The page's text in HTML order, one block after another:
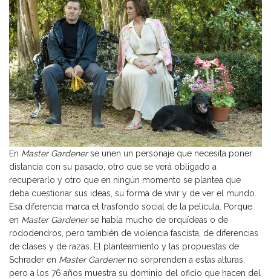
En Master Gardenerse unen un personaje que necesita poner
distancia con su pasado, otro que se verá obligado a
recuperarlo y otro que en ningún momento se plantea que
deba cuestionar sus ideas, su forma de vivir y de ver el mundo.
Esa diferencia marca el trasfondo social de la película. Porque
en Master Gardenerse habla mucho de orquídeas o de
rododendros, pero también de violencia fascista, de diferencias
de clases y de razas. El planteamiento y las propuestas de
Schrader en Master Gardenerno sorprenden a estas alturas,
pero a los 76 años muestra su dominio del oficio que hacen del